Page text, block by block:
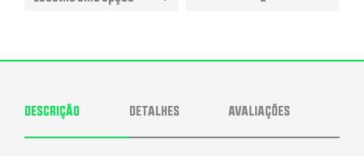
quantidade
DESCRIÇÃO DETALHES AVALIAÇÕES